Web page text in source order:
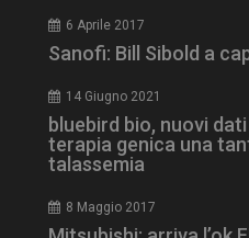
6 Aprile 2017
Sanofi: Bill Sibold a
14 Giugno 2021
bluebird bio, nuovi
terapia genica una
talassemia
8 Maggio 2017